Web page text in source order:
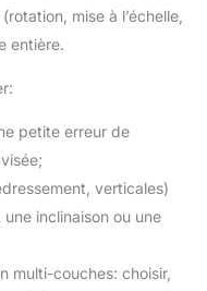
mise à l’échelle,
entière.
petite erreur de
verticales)
inclinaison ou une
multi-couches: choisir,